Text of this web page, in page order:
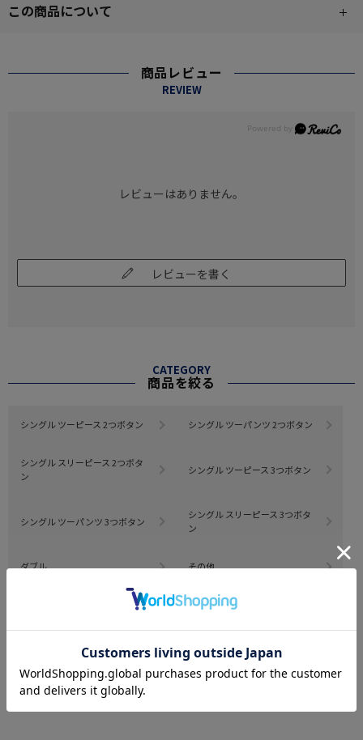
この商品について
商品レビュー
REVIEW
レビューはありません。
レビューを書く
CATEGORY
商品を絞る
シングル ツーピース 2つボタン シングル ツーパンツ 2つボタン
シングル スリーピース 2つボタ
ン
シングル ツーピース 3つボタン
シングル ツーパンツ 3つボタン
シングル スリーピース 3つボタ
ン
ダブル その他
#この商品に関するタグで探す
#エレガンススタイル
#2点目20%OFF対象商品（メンズスーツ）
#2点目50%OFF対象商品（メンズスーツ）